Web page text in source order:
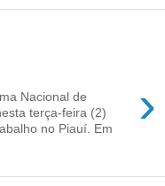
›
Nacional de
terça-feira (2)
no Piauí. Em